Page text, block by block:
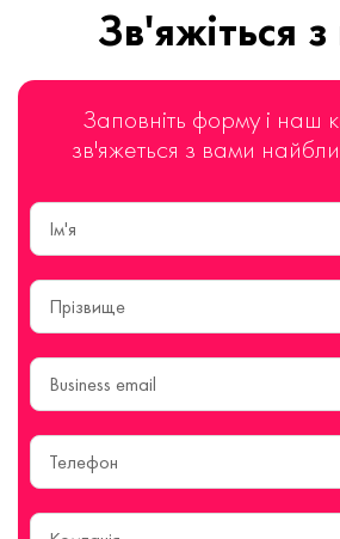
Зв'яжіться
Заповніть форму і наш
зв'яжеться з вами